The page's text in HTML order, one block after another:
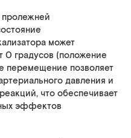
пролежней
может
0 градусов (положение
перемещение позволяет
давления и
что обеспечивает
эффектов